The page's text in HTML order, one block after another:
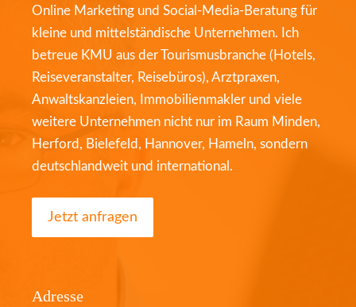
Online Marketing und Social-Media-Beratung für
kleine und mittelständische Unternehmen. Ich
betreue KMU aus der Tourismusbranche (Hotels,
Reiseveranstalter, Reisebüros), Arztpraxen,
Anwaltskanzleien, Immobilienmakler und viele
weitere Unternehmen nicht nur im Raum Minden,
Herford, Bielefeld, Hannover, Hameln, sondern
deutschlandweit und international.
Jetzt anfragen
Adresse